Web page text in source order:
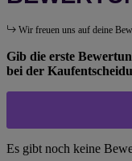
Wir freuen uns auf deine
Gib die erste
bei der
Es gibt noch keine